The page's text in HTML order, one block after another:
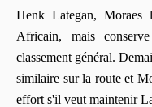
Henk Lategan, Moraes
Africain, mais
classement général.
similaire sur la route et
effort s'il veut maintenir